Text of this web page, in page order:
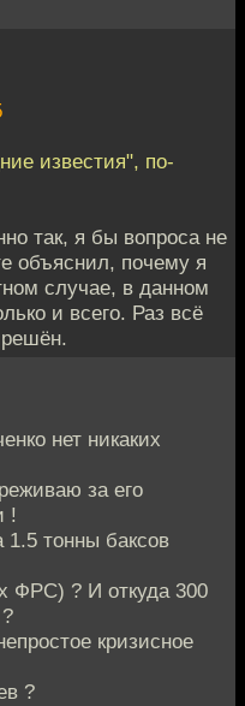
известия", по-
так, я бы вопроса не
объяснил, почему я
случае, в данном
и всего. Раз всё
нет никаких
за его
!
1.5 тонны баксов
ФРС) ? И откуда 300
кризисное
?